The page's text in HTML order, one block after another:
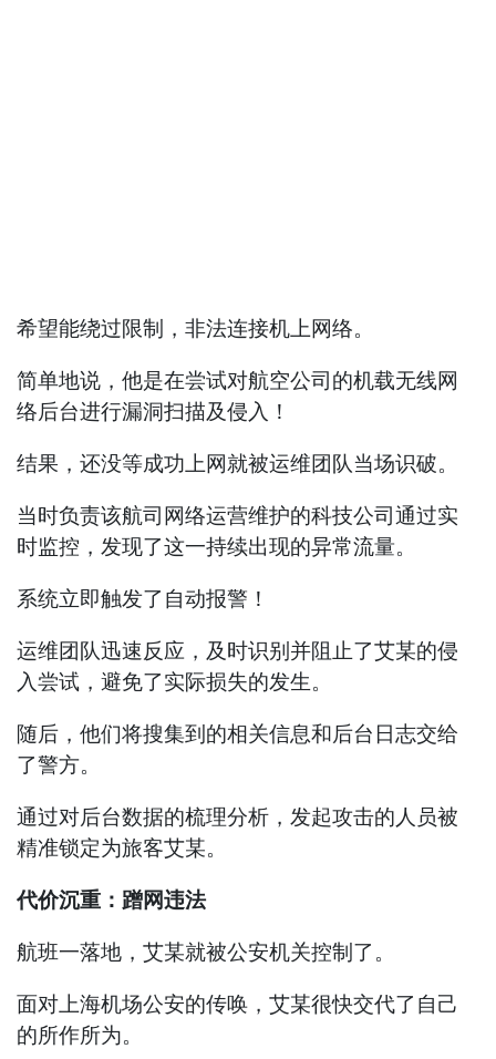
希望能绕过限制，非法连接机上网络。
简单地说，他是在尝试对航空公司的机载无线网
络后台进行漏洞扫描及侵入！
结果，还没等成功上网就被运维团队当场识破。
当时负责该航司网络运营维护的科技公司通过实
时监控，发现了这一持续出现的异常流量。
系统立即触发了自动报警！
运维团队迅速反应，及时识别并阻止了艾某的侵
入尝试，避免了实际损失的发生。
随后，他们将搜集到的相关信息和后台日志交给
了警方。
通过对后台数据的梳理分析，发起攻击的人员被
精准锁定为旅客艾某。
代价沉重：蹭网违法
航班一落地，艾某就被公安机关控制了。
面对上海机场公安的传唤，艾某很快交代了自己
的所作所为。